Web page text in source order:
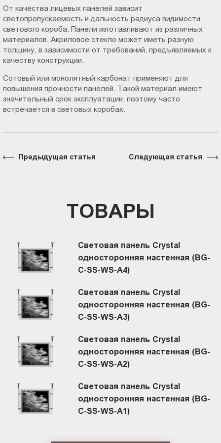
От качества лицевых панелей зависит
светопропускаемость и дальность радиуса видимости
светового короба. Панели изготавливают из различных
материалов. Акриловое стекло может иметь разную
толщину, в зависимости от требований, предъявляемых к
качеству конструкции.
Сотовый или монолитный карбонат применяют для
повышения прочности панелей. Такой материал имеют
значительный срок эксплуатации, поэтому часто
встречается в световых коробах.
Предыдущая статья Следующая статья
ТОВАРЫ
Световая панель Crystal
односторонняя настенная (BG-
C-SS-WS-A4)
Световая панель Crystal
односторонняя настенная (BG-
C-SS-WS-A3)
Световая панель Crystal
односторонняя настенная (BG-
C-SS-WS-A2)
Световая панель Crystal
односторонняя настенная (BG-
C-SS-WS-A1)